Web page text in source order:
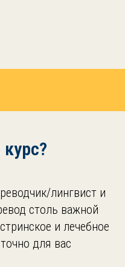
лингвист и
столь важной
и лечебное
для вас